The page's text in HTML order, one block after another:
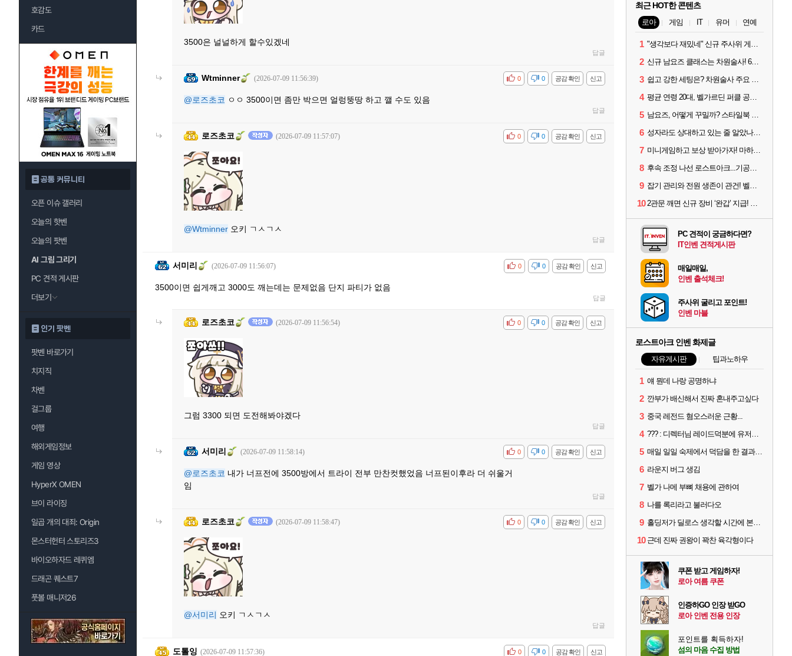
호감도
카드
공통 커뮤니티
오픈 이슈 갤러리
오늘의 핫벤
오늘의 팟벤
AI 그림 그리기
PC 견적 게시판
더보기
인기 팟벤
팟벤 바로가기
치지직
차벤
걸그룹
여행
해외게임정보
게임 영상
HyperX OMEN
브이 라이징
일곱 개의 대죄: Origin
몬스터헌터 스토리즈3
바이오하자드 레퀴엠
드래곤 퀘스트7
풋볼 매니저26
3500은 널널하게 할수있겠네
답글
Wtminner (2026-07-09 11:56:39) 신고
공감 확인
비공감 0
0
@로즈초코 ㅇㅇ 3500이면 좀만 박으면 얼렁뚱땅 하고 깰 수도 있음
답글
로즈초코 (2026-07-09 11:57:07) 신고
공감 확인
비공감 0
0
@Wtminner 오키 ㄱㅅㄱㅅ
답글
서미리 (2026-07-09 11:56:07) 신고
공감 확인
비공감 0
0
3500이면 쉽게깨고 3000도 깨는데는 문제없음 단지 파티가 없음
답글
로즈초코 (2026-07-09 11:56:54) 신고
공감 확인
비공감 0
0
그럼 3300 되면 도전해봐야겠다
답글
서미리 (2026-07-09 11:58:14) 신고
공감 확인
비공감 0
0
@로즈초코 내가 너프전에 3500방에서 트라이 전부 만찬컷했었음 너프된이후라 더 쉬울거
임
답글
로즈초코 (2026-07-09 11:58:47) 신고
공감 확인
비공감 0
0
@서미리 오키 ㄱㅅㄱㅅ
답글
도톨잉 (2026-07-09 11:57:36) 신고
공감 확인
비공감 0
0
최근 HOT한 콘텐츠
로아 게임 IT 유머 연예
1 "생각보다 재밌네" 신규 주사위 게임 티카투카 호평
2 신규 남요즈 클래스는 차원술사! 6월 20일 로아온 썸머 정리
3 쉽고 강한 세팅은? 차원술사 주요 빌드와 스킬 코드
4 평균 연령 20대, 벨가르딘 퍼클 공대 '영로티'를 만나다
5 남요즈, 어떻게 꾸밀까? 스타일북 인기 차원술사 커스터마이즈
6 성자라도 상대하고 있는 줄 알았나? 벨가르딘 이모저모
7 미니게임하고 보상 받아가자! 마하라카 썸머 캠프 할 일은?
8 후속 조정 나선 로스트아크...기공사, 차원술사 하향
9 잡기 관리와 전원 생존이 관건! 벨가르딘 유물 칭호 획득방법 정리
10 2관문 깨면 신규 장비 ‘완갑’ 지급! 그림자 레이드 벨가르딘 공개
PC 견적이 궁금하다면?
IT인벤 견적게시판
매일매일,
인벤 출석체크!
주사위 굴리고 포인트!
인벤 마블
로스트아크 인벤 화제글
자유게시판 팁과노하우
1 얘 뭔데 나랑 공명하냐
2 깐부가 배신해서 진짜 혼내주고싶다
3 중국 레전드 혐오스러운 근황...
4 ??? : 디렉터님 레이드덕분에 유저들 민심이 좋아졌습니다
5 매일 일일 숙제에서 덕담을 한 결과.png
6 라운지 버그 생김
7 벨가 나메 부뼈 채용에 관하여
8 나를 록리라고 불러다오
9 홀딩저가 딜로스 생각할 시간에 본인 스킬 사이클이나 제대로 굴려라
10 근데 진짜 권왕이 꽉찬 육각형이다
쿠폰 받고 게임하자!
로아 여름 쿠폰
인증하GO 인장 받GO
로아 인벤 전용 인장
포인트를 획득하자!
섬의 마음 수집 방법